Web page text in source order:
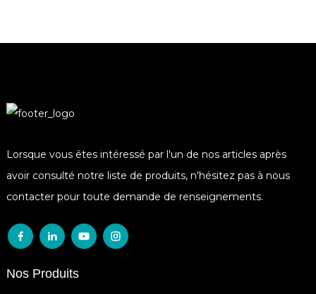
Lorsque vous êtes intéressé par l'un de nos articles après
avoir consulté notre liste de produits, n'hésitez pas à nous
contacter pour toute demande de renseignements.
Nos Produits